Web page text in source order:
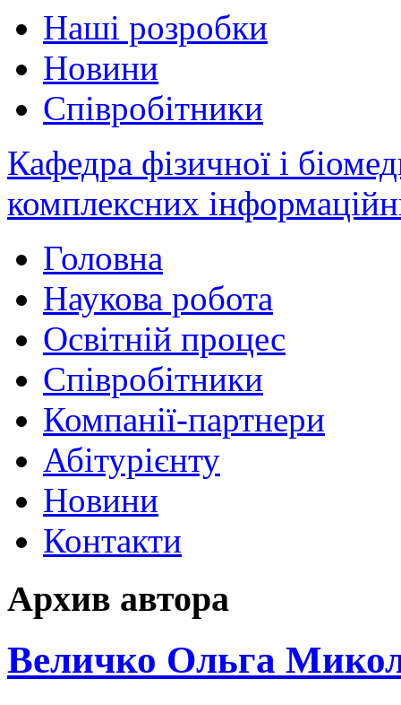
Наші розробки
Новини
Співробітники
Кафедра фізичної і
комплексних
Головна
Наукова робота
Освітній процес
Співробітники
Компанії-партнери
Абітурієнту
Новини
Контакти
Архив автора
Величко Ольга